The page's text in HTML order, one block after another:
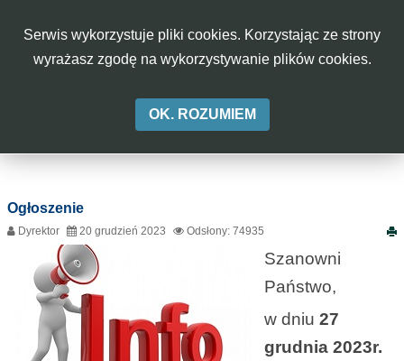
Aa A-
W
CIĄŻY
SKĘPEM
Ogłoszenie
Dyrektor 20 grudzień 2023 Odsłony: 74935
Szanowni
Państwo,
w dniu 27
grudnia 2023r.
Serwis wykorzystuje pliki cookies. Korzystając ze strony
wyrażasz zgodę na wykorzystywanie plików cookies.
OK. ROZUMIEM